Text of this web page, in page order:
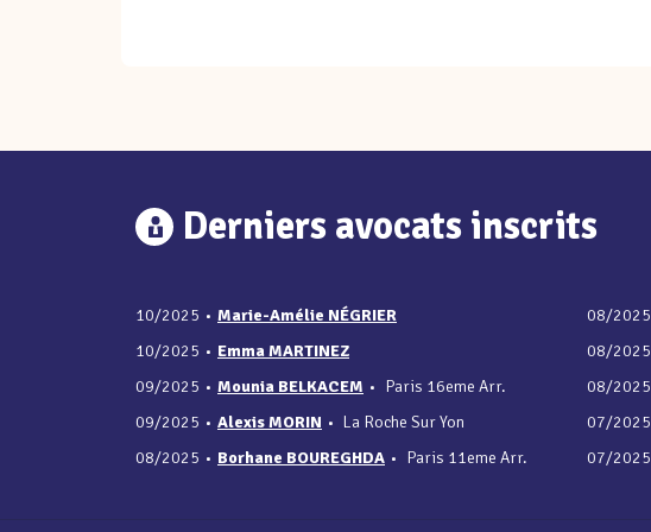
Derniers avocats inscrits
10/2025 • Marie-Amélie NÉGRIER
10/2025 • Emma MARTINEZ
09/2025 • Mounia BELKACEM • Paris 16eme Arr.
09/2025 • Alexis MORIN • La Roche Sur Yon
08/2025 • Borhane BOUREGHDA • Paris 11eme Arr.
08/2025
08/2025
08/2025
07/2025
07/2025